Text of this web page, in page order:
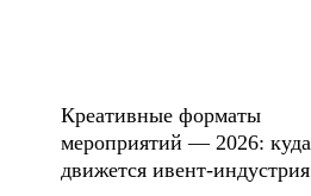
Креативные форматы
мероприятий — 2026: куда
движется ивент-индустрия